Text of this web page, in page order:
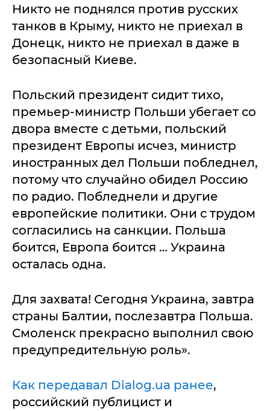
Никто не поднялся против русских
танков в Крыму, никто не приехал в
Донецк, никто не приехал в даже в
безопасный Киеве.
Польский президент сидит тихо,
премьер-министр Польши убегает со
двора вместе с детьми, польский
президент Европы исчез, министр
иностранных дел Польши побледнел,
потому что случайно обидел Россию
по радио. Побледнели и другие
европейские политики. Они с трудом
согласились на санкции. Польша
боится, Европа боится … Украина
осталась одна.
Для захвата! Сегодня Украина, завтра
страны Балтии, послезавтра Польша.
Смоленск прекрасно выполнил свою
предупредительную роль».
Как передавал Dialog.ua ранее,
российский публицист и